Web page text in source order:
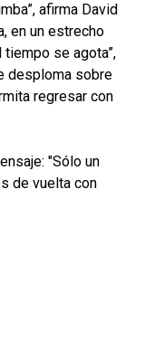
afirma David
en un estrecho
tiempo se agota”,
desploma sobre
regresar con
"Sólo un
de vuelta con